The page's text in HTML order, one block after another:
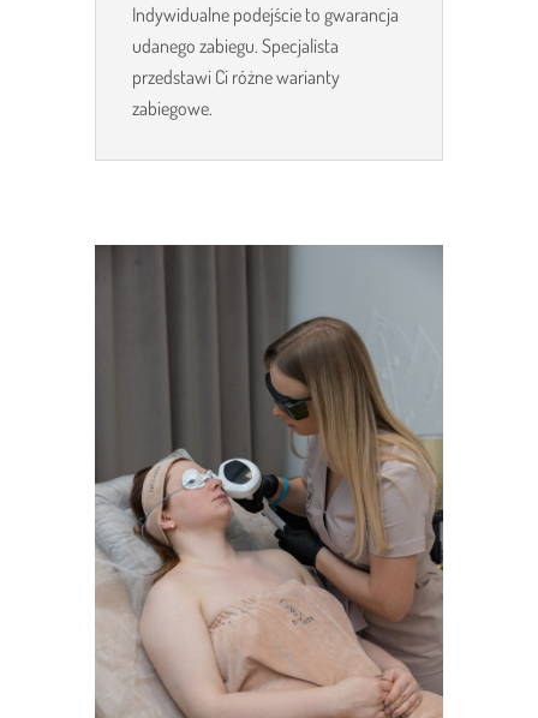
Indywidualne podejście to gwarancja
udanego zabiegu. Specjalista
przedstawi Ci różne warianty
zabiegowe.